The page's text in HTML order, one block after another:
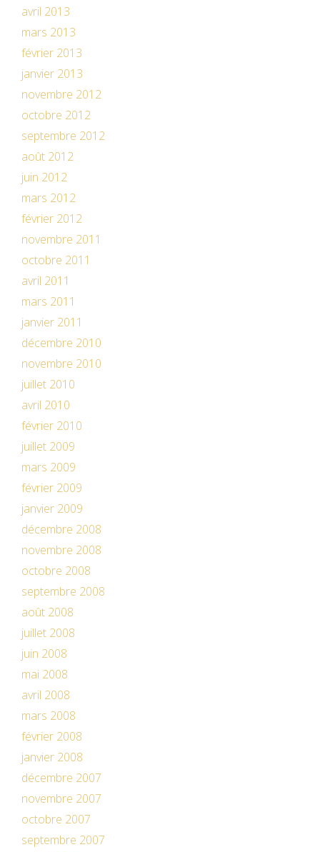
avril 2013
mars 2013
février 2013
janvier 2013
novembre 2012
octobre 2012
septembre 2012
août 2012
juin 2012
mars 2012
février 2012
novembre 2011
octobre 2011
avril 2011
mars 2011
janvier 2011
décembre 2010
novembre 2010
juillet 2010
avril 2010
février 2010
juillet 2009
mars 2009
février 2009
janvier 2009
décembre 2008
novembre 2008
octobre 2008
septembre 2008
août 2008
juillet 2008
juin 2008
mai 2008
avril 2008
mars 2008
février 2008
janvier 2008
décembre 2007
novembre 2007
octobre 2007
septembre 2007